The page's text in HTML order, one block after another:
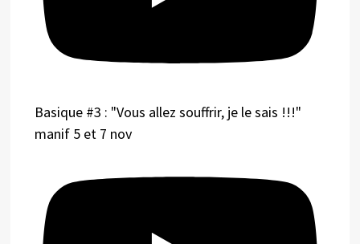
Basique #3 : "Vous allez souffrir, je le sais !!!"
manif 5 et 7 nov